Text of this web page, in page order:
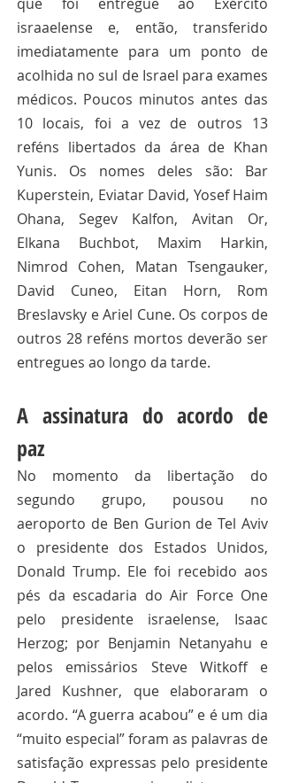
israaelense e, então, transferido
imediatamente para um ponto de
acolhida no sul de Israel para exames
médicos. Poucos minutos antes das
10 locais, foi a vez de outros 13
reféns libertados da área de Khan
Yunis. Os nomes deles são: Bar
Kuperstein, Eviatar David, Yosef Haim
Ohana, Segev Kalfon, Avitan Or,
Elkana Buchbot, Maxim Harkin,
Nimrod Cohen, Matan Tsengauker,
David Cuneo, Eitan Horn, Rom
Breslavsky e Ariel Cune. Os corpos de
outros 28 reféns mortos deverão ser
entregues ao longo da tarde.
A assinatura do acordo de
paz
No momento da libertação do
segundo grupo, pousou no
aeroporto de Ben Gurion de Tel Aviv
o presidente dos Estados Unidos,
Donald Trump. Ele foi recebido aos
pés da escadaria do Air Force One
pelo presidente israelense, Isaac
Herzog; por Benjamin Netanyahu e
pelos emissários Steve Witkoff e
Jared Kushner, que elaboraram o
acordo. “A guerra acabou” e é um dia
“muito especial” foram as palavras de
satisfação expressas pelo presidente